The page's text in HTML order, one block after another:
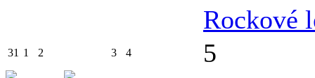
Rockové
31 1 2 3 4 5